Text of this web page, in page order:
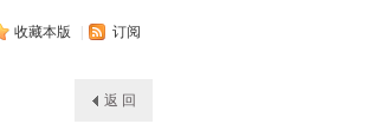
收藏本版 订阅
返 回